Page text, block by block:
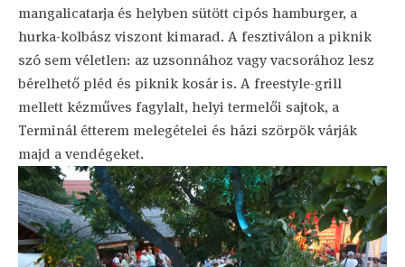
mangalicatarja és helyben sütött cipós hamburger, a
hurka-kolbász viszont kimarad. A fesztiválon a piknik
szó sem véletlen: az uzsonnához vagy vacsorához lesz
bérelhető pléd és piknik kosár is. A freestyle-grill
mellett kézműves fagylalt, helyi termelői sajtok, a
Terminál étterem melegételei és házi szörpök várják
majd a vendégeket.